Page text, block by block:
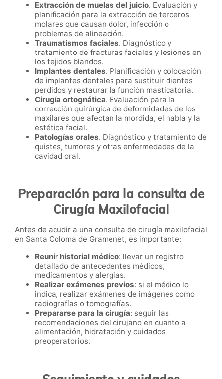
Extracción de muelas del juicio. Evaluación y
planificación para la extracción de terceros
molares que causan dolor, infección o
problemas de alineación.
Traumatismos faciales. Diagnóstico y
tratamiento de fracturas faciales y lesiones en
los tejidos blandos.
Implantes dentales. Planificación y colocación
de implantes dentales para sustituir dientes
perdidos y restaurar la función masticatoria.
Cirugía ortognática. Evaluación para la
corrección quirúrgica de deformidades de los
maxilares que afectan la mordida, el habla y la
estética facial.
Patologías orales. Diagnóstico y tratamiento de
quistes, tumores y otras enfermedades de la
cavidad oral.
Preparación para la consulta de
Cirugía Maxilofacial
Antes de acudir a una consulta de cirugía maxilofacial
en Santa Coloma de Gramenet, es importante:
Reunir historial médico: llevar un registro
detallado de antecedentes médicos,
medicamentos y alergias.
Realizar exámenes previos: si el médico lo
indica, realizar exámenes de imágenes como
radiografías o tomografías.
Prepararse para la cirugía: seguir las
recomendaciones del cirujano en cuanto a
alimentación, hidratación y cuidados
preoperatorios.